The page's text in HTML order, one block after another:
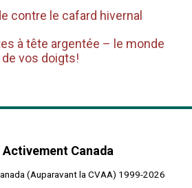
contre le cafard hivernal
à tête argentée – le monde
vos doigts!
Canada
(Auparavant la CVAA) 1999-2026